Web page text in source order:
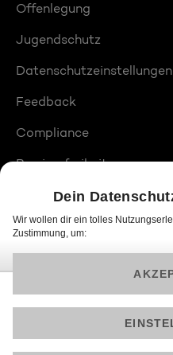
Offenlegung
Jugendschutz
Datenschutzeinstellungen
Feedback
Compliance
Barrierefreiheit
Produktplatzierungen